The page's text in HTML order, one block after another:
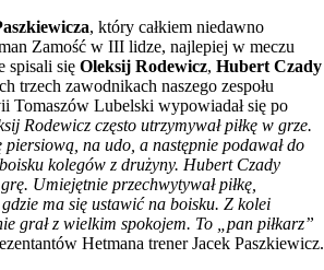
, który całkiem niedawno
Zamość w III lidze, najlepiej w meczu
spisali się Oleksij Rodewicz, Hubert Czady
trzech zawodnikach naszego zespołu
Tomaszów Lubelski wypowiadał się po
Rodewicz często utrzymywał piłkę w grze.
piersiową, na udo, a następnie podawał do
kolegów z drużyny. Hubert Czady
Umiejętnie przechwytywał piłkę,
ma się ustawić na boisku. Z kolei
grał z wielkim spokojem. To „pan piłkarz”
Hetmana trener Jacek Paszkiewicz.